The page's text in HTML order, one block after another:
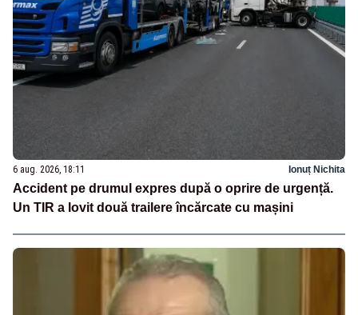
6 aug. 2026, 18:11 Ionuț Nichita
Accident pe drumul expres după o oprire de urgență.
Un TIR a lovit două trailere încărcate cu mașini